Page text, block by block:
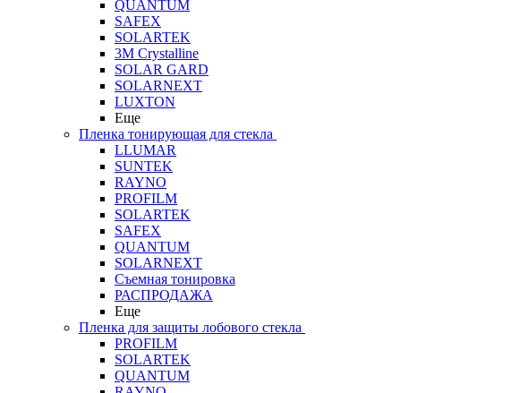
QUANTUM
SAFEX
SOLARTEK
3M Crystalline
SOLAR GARD
SOLARNEXT
LUXTON
Еще
Пленка тонирующая для стекла
LLUMAR
SUNTEK
RAYNO
PROFILM
SOLARTEK
SAFEX
QUANTUM
SOLARNEXT
Съемная тонировка
РАСПРОДАЖА
Еще
Пленка для защиты лобового стекла
PROFILM
SOLARTEK
QUANTUM